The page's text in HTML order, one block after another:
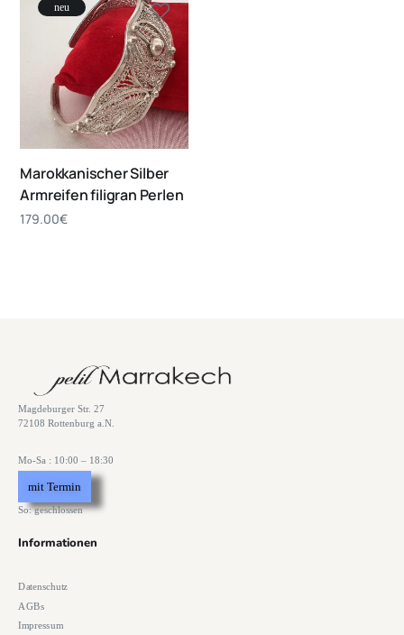
neu
Marokkanischer Silber
Armreifen filigran Perlen
179.00€
Magdeburger Str. 27
72108 Rottenburg a.N.
Mo-Sa : 10:00 – 18:30
mit Termin
So: geschlossen
Informationen
Datenschutz
AGBs
Impressum